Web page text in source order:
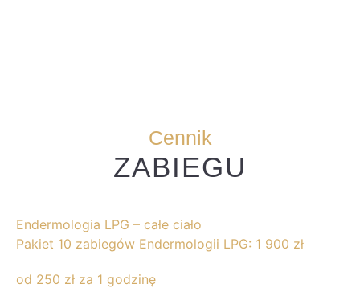
Cennik
ZABIEGU
Endermologia LPG – całe ciało
Pakiet 10 zabiegów Endermologii LPG: 1 900 zł
od 250 zł za 1 godzinę